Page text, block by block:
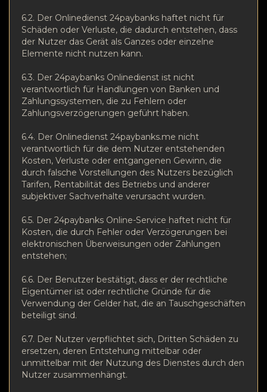
6.2. Der Onlinedienst 24paybanks haftet nicht für
Schäden oder Verluste, die dadurch entstehen, dass
der Nutzer das Gerät als Ganzes oder einzelne
Elemente nicht nutzen kann.
6.3. Der 24paybanks Onlinedienst ist nicht
verantwortlich für Handlungen von Banken und
Zahlungssystemen, die zu Fehlern oder
Zahlungsverzögerungen geführt haben.
6.4. Der Onlinedienst 24paybanks.me nicht
verantwortlich für die dem Nutzer entstehenden
Kosten, Verluste oder entgangenen Gewinn, die
durch falsche Vorstellungen des Nutzers bezüglich
Tarifen, Rentabilität des Betriebs und anderer
subjektiver Sachverhalte verursacht wurden.
6.5. Der 24paybanks Online-Service haftet nicht für
Kosten, die durch Fehler oder Verzögerungen bei
elektronischen Überweisungen oder Zahlungen
entstehen;
6.6. Der Benutzer bestätigt, dass er der rechtliche
Eigentümer ist oder rechtliche Gründe für die
Verwendung der Gelder hat, die an Tauschgeschäften
beteiligt sind.
6.7. Der Nutzer verpflichtet sich, Dritten Schäden zu
ersetzen, deren Entstehung mittelbar oder
unmittelbar mit der Nutzung des Dienstes durch den
Nutzer zusammenhängt.